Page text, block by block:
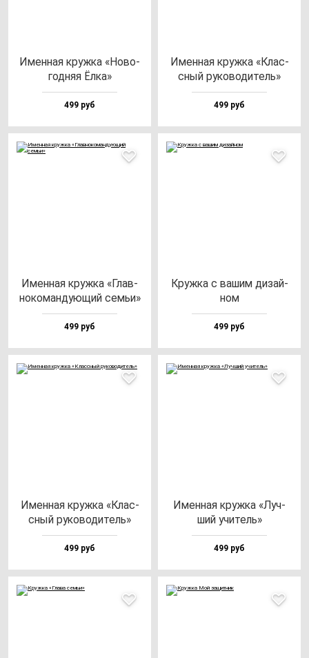
Имен­ная круж­ка «Ново­
год­няя Ёлка»
499 руб
Имен­ная круж­ка «Клас­
сный ру­ко­во­ди­тель»
499 руб
Имен­ная круж­ка «Глав­
но­ко­ман­ду­ющий семьи»
499 руб
Круж­ка с ва­шим ди­зай­
ном
499 руб
Имен­ная круж­ка «Клас­
сный ру­ко­во­ди­тель»
499 руб
Имен­ная круж­ка «Луч­
ший учи­тель»
499 руб